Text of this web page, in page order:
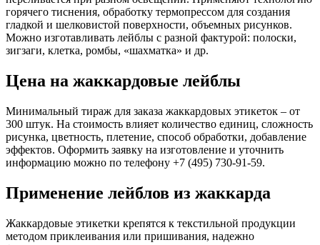
горячего тиснения, обработку термопрессом для создания
гладкой и шелковистой поверхности, объемных рисунков.
Можно изготавливать лейблы с разной фактурой: полоски,
зигзаги, клетка, ромбы, «шахматка» и др.
Цена на жаккардовые лейблы
Минимальный тираж для заказа жаккардовых этикеток – от
300 штук. На стоимость влияет количество единиц, сложность
рисунка, цветность, плетение, способ обработки, добавление
эффектов. Оформить заявку на изготовление и уточнить
информацию можно по телефону +7 (495) 730-91-59.
Применение лейблов из жаккарда
Жаккардовые этикетки крепятся к текстильной продукции
методом приклеивания или пришивания, надежно